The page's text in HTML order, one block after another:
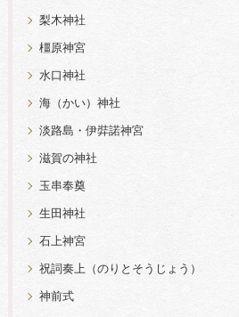
梨木神社
橿原神宮
水口神社
海（かい）神社
淡路島・伊弉諾神宮
滋賀の神社
玉串奉奠
生田神社
石上神宮
祝詞奏上（のりとそうじょう）
神前式